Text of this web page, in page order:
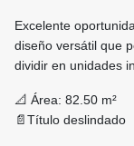
Excelente
diseño versátil que
dividir en unidades
📐 Área: 82.50 m²
📄Título deslindado